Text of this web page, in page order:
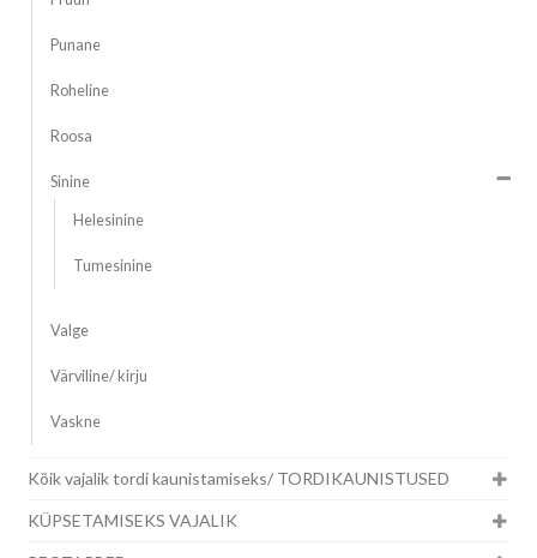
Punane
Roheline
Roosa
Sinine
Helesinine
Tumesinine
Valge
Värviline/ kirju
Vaskne
Kõik vajalik tordi kaunistamiseks/ TORDIKAUNISTUSED
KÜPSETAMISEKS VAJALIK